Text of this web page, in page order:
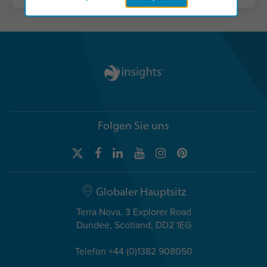
Folgen Sie uns
Globaler Hauptsitz
Terra Nova, 3 Explorer Road
Dundee, Scotland, DD2 1EG
Telefon +44 (0)1382 908050